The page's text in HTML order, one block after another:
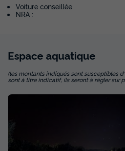
Voiture conseillée
NRA :
Espace aquatique
(les montants indiqués sont susceptibles
sont à titre indicatif, ils seront à régler sur